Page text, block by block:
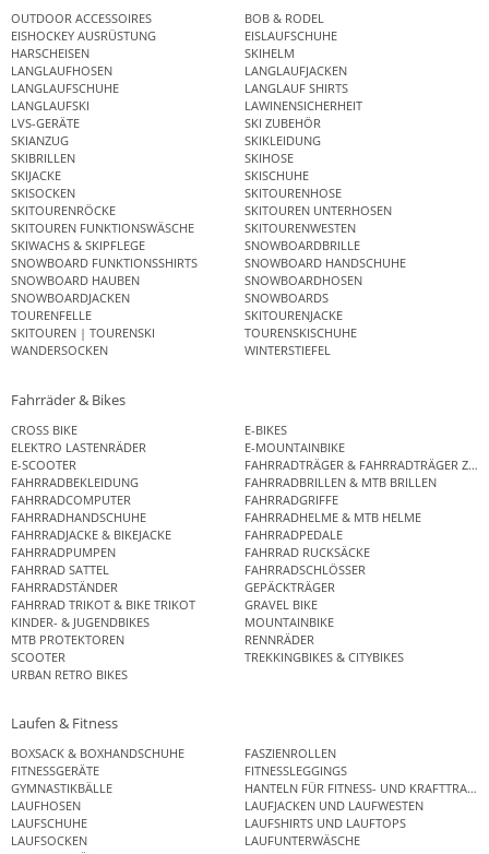
OUTDOOR ACCESSOIRES
BOB & RODEL
EISHOCKEY AUSRÜSTUNG
EISLAUFSCHUHE
HARSCHEISEN
SKIHELM
LANGLAUFHOSEN
LANGLAUFJACKEN
LANGLAUFSCHUHE
LANGLAUF SHIRTS
LANGLAUFSKI
LAWINENSICHERHEIT
LVS-GERÄTE
SKI ZUBEHÖR
SKIANZUG
SKIKLEIDUNG
SKIBRILLEN
SKIHOSE
SKIJACKE
SKISCHUHE
SKISOCKEN
SKITOURENHOSE
SKITOURENRÖCKE
SKITOUREN UNTERHOSEN
SKITOUREN FUNKTIONSWÄSCHE
SKITOURENWESTEN
SKIWACHS & SKIPFLEGE
SNOWBOARDBRILLE
SNOWBOARD FUNKTIONSSHIRTS
SNOWBOARD HANDSCHUHE
SNOWBOARD HAUBEN
SNOWBOARDHOSEN
SNOWBOARDJACKEN
SNOWBOARDS
TOURENFELLE
SKITOURENJACKE
SKITOUREN | TOURENSKI
TOURENSKISCHUHE
WANDERSOCKEN
WINTERSTIEFEL
Fahrräder & Bikes
CROSS BIKE
E-BIKES
ELEKTRO LASTENRÄDER
E-MOUNTAINBIKE
E-SCOOTER
FAHRRADTRÄGER & FAHRRADTRÄGER
FAHRRADBEKLEIDUNG
FAHRRADBRILLEN & MTB BRILLEN
FAHRRADCOMPUTER
FAHRRADGRIFFE
FAHRRADHANDSCHUHE
FAHRRADHELME & MTB HELME
FAHRRADJACKE & BIKEJACKE
FAHRRADPEDALE
FAHRRADPUMPEN
FAHRRAD RUCKSÄCKE
FAHRRAD SATTEL
FAHRRADSCHLÖSSER
FAHRRADSTÄNDER
GEPÄCKTRÄGER
FAHRRAD TRIKOT & BIKE TRIKOT
GRAVEL BIKE
KINDER- & JUGENDBIKES
MOUNTAINBIKE
MTB PROTEKTOREN
RENNRÄDER
SCOOTER
TREKKINGBIKES & CITYBIKES
URBAN RETRO BIKES
Laufen & Fitness
BOXSACK & BOXHANDSCHUHE
FASZIENROLLEN
FITNESSGERÄTE
FITNESSLEGGINGS
GYMNASTIKBÄLLE
HANTELN FÜR FITNESS- UND
LAUFHOSEN
LAUFJACKEN UND LAUFWESTEN
LAUFSCHUHE
LAUFSHIRTS UND LAUFTOPS
LAUFSOCKEN
LAUFUNTERWÄSCHE